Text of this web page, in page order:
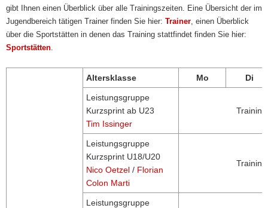
gibt Ihnen einen Überblick über alle Trainingszeiten. Eine Übersicht der im
Jugendbereich tätigen Trainer finden Sie hier: Trainer , einen Überblick
über die Sportstätten in denen das Training stattfindet finden Sie hier:
Sportstätten
Altersklasse Mo Di
Leistungsgruppe
Kurzsprint ab U23
Tim Issinger
Leistungsgruppe
Kurzsprint U18/U20
Nico Oetzel / Florian
Colon Marti
Leistungsgruppe